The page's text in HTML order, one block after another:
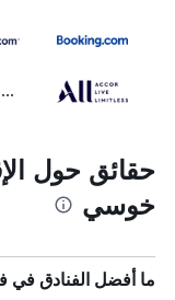
حقائق حول
خوسي
ما أفضل الفنادق